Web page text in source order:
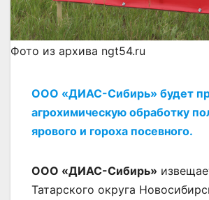
Фото из архива ngt54.ru
ООО «ДИАС-Сибирь» будет
агрохимическую обработку
ярового и гороха посевного.
ООО «ДИАС-Сибирь»
Татарского округа